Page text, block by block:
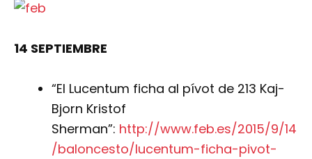
14 SEPTIEMBRE
“El Lucentum ficha al pívot de 213 Kaj-
Bjorn Kristof
Sherman”: http://www.feb.es/2015/9/14
/baloncesto/lucentum-ficha-pivot-